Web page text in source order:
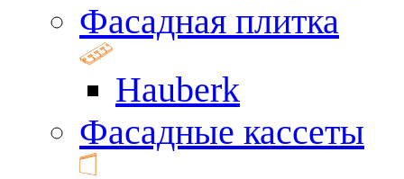
Фасадная плитка
Hauberk
Фасадные кассеты